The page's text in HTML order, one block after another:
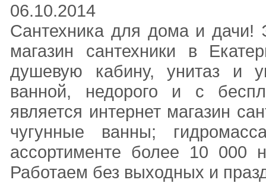
06.10.2014
Сантехника для дома и дачи!
магазин сантехники в
душевую кабину, унитаз и
ванной, недорого и с
является интернет магазин
чугунные ванны;
ассортименте более 10 000
Работаем без выходных и